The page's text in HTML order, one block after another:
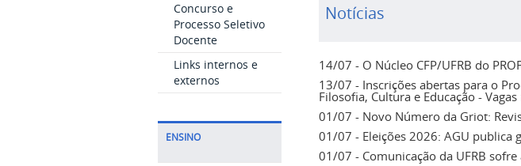
Concurso e
Processo Seletivo
Docente
Links internos e
externos
ENSINO
Notícias
14/07 - O Núcleo CFP/UFRB do
13/07 - Inscrições abertas para o
Filosofia, Cultura e Educação -
01/07 - Novo Número da Griot:
01/07 - Eleições 2026: AGU publica
01/07 - Comunicação da UFRB